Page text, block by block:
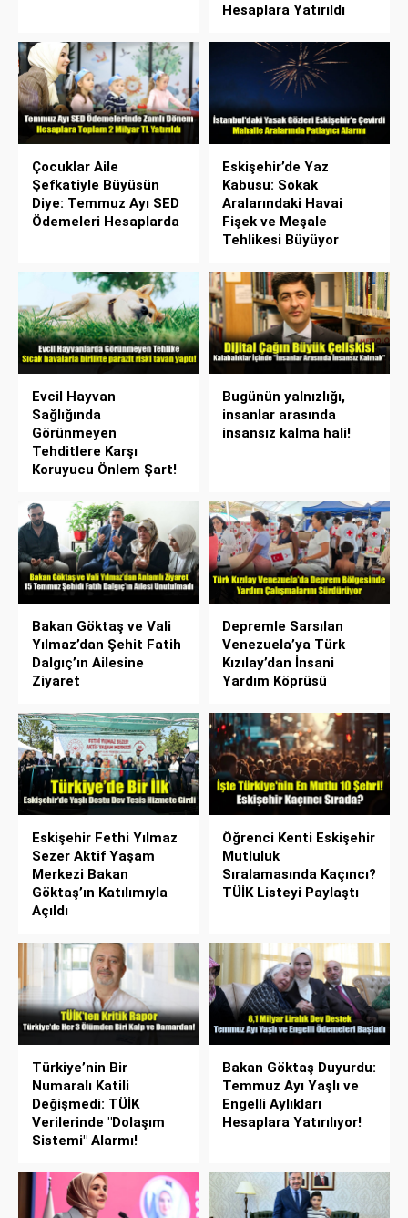
Hesaplara Yatırıldı
Çocuklar Aile
Şefkatiyle Büyüsün
Diye: Temmuz Ayı SED
Ödemeleri Hesaplarda
Eskişehir’de Yaz
Kabusu: Sokak
Aralarındaki Havai
Fişek ve Meşale
Tehlikesi Büyüyor
Evcil Hayvan
Sağlığında
Görünmeyen
Tehditlere Karşı
Koruyucu Önlem Şart!
Bugünün yalnızlığı,
insanlar arasında
insansız kalma hali!
Bakan Göktaş ve Vali
Yılmaz’dan Şehit Fatih
Dalgıç’ın Ailesine
Ziyaret
Depremle Sarsılan
Venezuela’ya Türk
Kızılay’dan İnsani
Yardım Köprüsü
Eskişehir Fethi Yılmaz
Sezer Aktif Yaşam
Merkezi Bakan
Göktaş’ın Katılımıyla
Açıldı
Öğrenci Kenti Eskişehir
Mutluluk
Sıralamasında Kaçıncı?
TÜİK Listeyi Paylaştı
Türkiye’nin Bir
Numaralı Katili
Değişmedi: TÜİK
Verilerinde "Dolaşım
Sistemi" Alarmı!
Bakan Göktaş Duyurdu:
Temmuz Ayı Yaşlı ve
Engelli Aylıkları
Hesaplara Yatırılıyor!